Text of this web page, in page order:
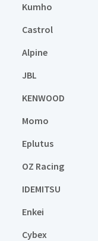
Kumho
Castrol
Alpine
JBL
KENWOOD
Momo
Eplutus
OZ Racing
IDEMITSU
Enkei
Cybex